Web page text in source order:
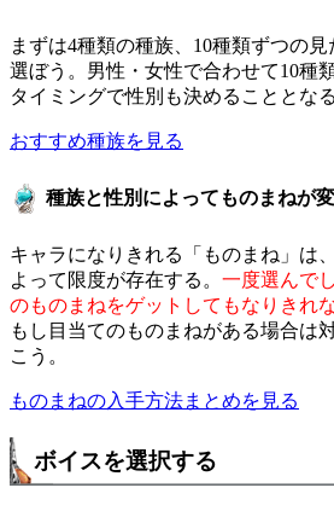
まずは4種類の種族、10種類ずつの
選ぼう。男性・女性で合わせて10種
タイミングで性別も決めることとなる
おすすめ種族を見る
種族と性別によってものまねが
キャラになりきれる「ものまね」は
よって限度が存在する。 一度選んで
のものまねをゲットしてもなりきれ
もし目当てのものまねがある場合は
こう。
ものまねの入手方法まとめを見る
ボイスを選択する